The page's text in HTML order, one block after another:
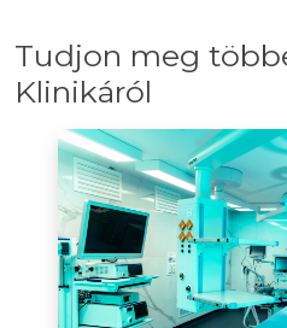
Tudjon meg
Klinikáról